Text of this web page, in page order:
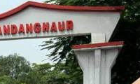
DI JANTUNG KOTA JAKARTA